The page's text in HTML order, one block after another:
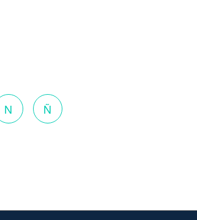
N Ñ